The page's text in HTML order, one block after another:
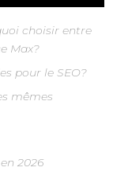
choisir entre
Max?
pour le SEO?
mêmes
2026